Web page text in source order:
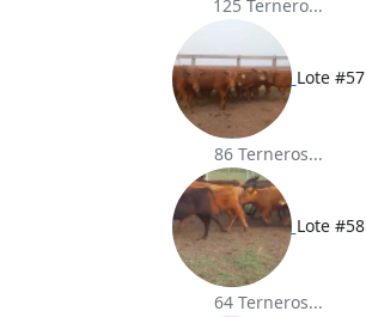
125 Ternero...
Lote #57
86 Terneros...
Lote #58
64 Terneros...